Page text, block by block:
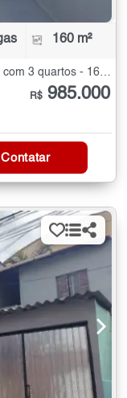
160 m²
Casa Térrea à Venda na Vila Guilhermina com 3 quartos - 160 m²
R$ 985.000
Contatar